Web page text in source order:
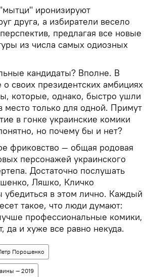
иронизируют
друга, а избиратели весело
предлагая все новые
из числа самых одиозных
кандидаты? Вполне. В
своих президентских амбициях
которые, однако, быстро ушли
место только для одной. Примут
в гонке украинские комики
но почему бы и нет?
фриковство — общая родовая
персонажей украинского
Достаточно послушать
Ляшко, Кличко
убедиться в этом лично. Каждый
такое, что люди думают:
профессиональные комики,
да и хуже все равно некуда.
Порошенко
— 2019